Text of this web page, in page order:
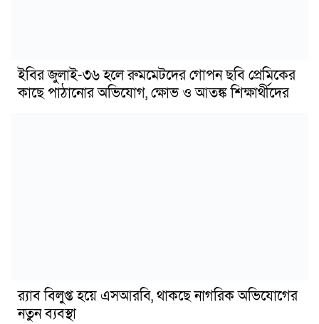
ইবির জুলাই-৩৬ হলে রুমমেটদের গোপন ছবি প্রেমিকের
কাছে পাঠানোর অভিযোগ, ক্ষোভ ও আতঙ্ক শিক্ষার্থীদের
র‍্যাব বিলুপ্ত হয়ে এসআরবি, থাকছে নাগরিক অভিযোগের
নতুন ব্যবস্থা